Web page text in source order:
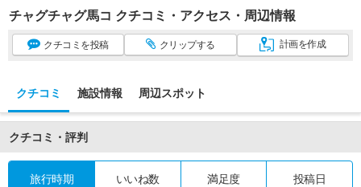
チャグチャグ馬コ クチコミ・アクセス・周辺情報
クチコミ を投稿 クリップする 計画を作成
クチコミ 施設情報 周辺スポット
クチコミ・評判
旅行時期 いいね数 満足度 投稿日